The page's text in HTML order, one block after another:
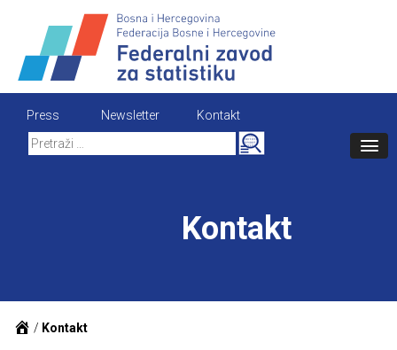
content
Press Newsletter
Kontakt
Search
for:
Kontakt
/ Kontakt